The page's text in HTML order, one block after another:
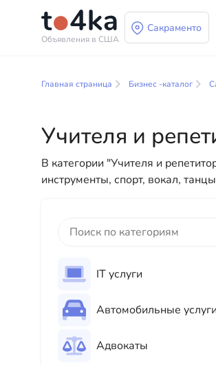
Объявления в США
Сакраменто
Бизнес и
профессиональных
Главная страница Бизнес -каталог
Учителя и
В категории "Учителя и
инструменты, спорт, вокал,
IT услуги
Автомобильные услуги
Адвокаты